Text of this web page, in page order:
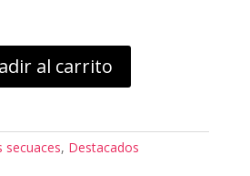
al carrito
secuaces, Destacados